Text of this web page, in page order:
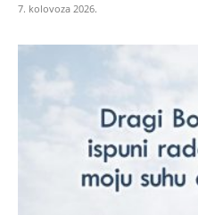
7. kolovoza 2026.